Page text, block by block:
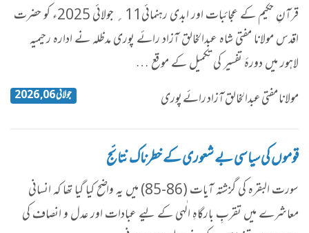
​قرآنِ حکیم کے عجائبات اور ابدی رہنمائی11؍ جولائی 2025ء کو حضرت
اقدس مولانا مفتی شاہ عبدالخالق آزاد رائے پوری مدظلہ نے ادارہ رحیمیہ
لاہور میں دورۂ تفسیر کی تکمیل کے موقع …
مولانا مفتی عبدالخالق آزاد رائے پوری
جولائی 06, 2026
قوموں کی سیاسی بے شعوری کے خطرناک نتائج
سورت البقرہ کی گزشتہ آیات (86-85) میں یہ واضح کیا گیا تھا کہ انسانی
معاشرے میں تقربِ بارگاہِ الٰہی کے لیے عبادات اور عدل و انصاف کی